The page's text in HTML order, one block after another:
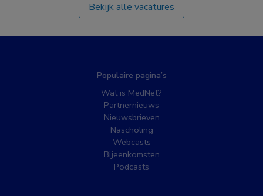
Bekijk alle vacatures
Populaire pagina’s
Wat is MedNet?
Partnernieuws
Nieuwsbrieven
Nascholing
Webcasts
Bijeenkomsten
Podcasts